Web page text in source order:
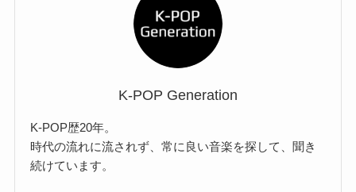
K-POP Generation
K-POP歴20年。
時代の流れに流されず、常に良い音楽を探して、聞き
続けています。